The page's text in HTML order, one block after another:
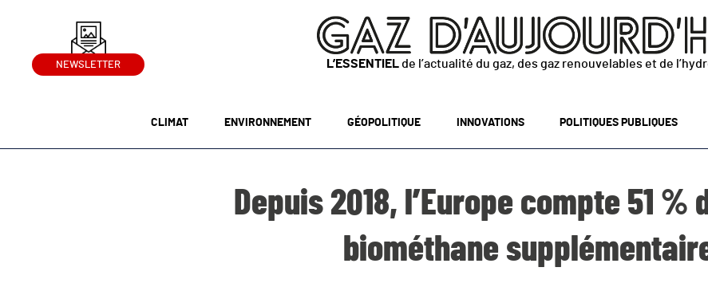
NEWSLETTER L’ESSENTIEL de l’actualité du gaz, des gaz renouvelables et de
CLIMAT ENVIRONNEMENT GÉOPOLITIQUE INNOVATIONS POLITIQUES PUBLIQUES
Depuis 2018, l’Europe compte 51 %
biométhane